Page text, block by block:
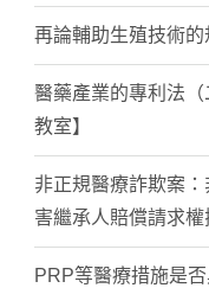
再論輔助生殖技術的
醫藥產業的專利法
教室】
非正規醫療詐欺案
害繼承人賠償請求權
PRP等醫療措施是